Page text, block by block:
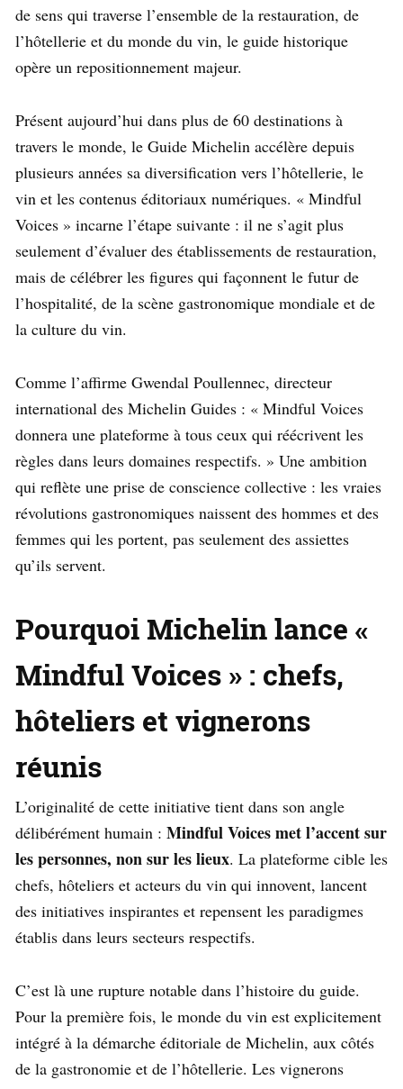
de sens qui traverse l’ensemble de la restauration, de
l’hôtellerie et du monde du vin, le guide historique
opère un repositionnement majeur.
Présent aujourd’hui dans plus de 60 destinations à
travers le monde, le Guide Michelin accélère depuis
plusieurs années sa diversification vers l’hôtellerie, le
vin et les contenus éditoriaux numériques. « Mindful
Voices » incarne l’étape suivante : il ne s’agit plus
seulement d’évaluer des établissements de restauration,
mais de célébrer les figures qui façonnent le futur de
l’hospitalité, de la scène gastronomique mondiale et de
la culture du vin.
Comme l’affirme Gwendal Poullennec, directeur
international des Michelin Guides : « Mindful Voices
donnera une plateforme à tous ceux qui réécrivent les
règles dans leurs domaines respectifs. » Une ambition
qui reflète une prise de conscience collective : les vraies
révolutions gastronomiques naissent des hommes et des
femmes qui les portent, pas seulement des assiettes
qu’ils servent.
Pourquoi Michelin lance «
Mindful Voices » : chefs,
hôteliers et vignerons
réunis
L’originalité de cette initiative tient dans son angle
délibérément humain : Mindful Voices met l’accent sur
les personnes, non sur les lieux. La plateforme cible les
chefs, hôteliers et acteurs du vin qui innovent, lancent
des initiatives inspirantes et repensent les paradigmes
établis dans leurs secteurs respectifs.
C’est là une rupture notable dans l’histoire du guide.
Pour la première fois, le monde du vin est explicitement
intégré à la démarche éditoriale de Michelin, aux côtés
de la gastronomie et de l’hôtellerie. Les vignerons